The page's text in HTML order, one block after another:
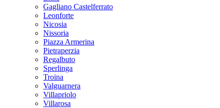
Gagliano Castelferrato
Leonforte
Nicosia
Nissoria
Piazza Armerina
Pietraperzia
Regalbuto
Sperlinga
Troina
Valguarnera
Villapriolo
Villarosa